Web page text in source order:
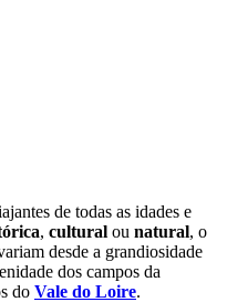
de todas as idades e
, cultural ou natural, o
desde a grandiosidade
dos campos da
do Vale do Loire.